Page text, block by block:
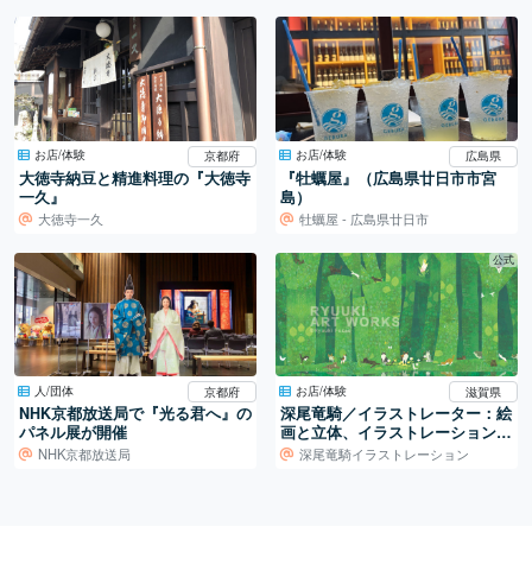
お店/体験 京都府
大徳寺納豆と精進料理の『大徳寺
一久』
大徳寺一久
お店/体験 広島県
『牡蠣屋』（広島県廿日市市宮
島）
牡蠣屋 - 広島県廿日市
人/団体 京都府
NHK京都放送局で『光る君へ』の
パネル展が開催
NHK京都放送局
公式
お店/体験 滋賀県
深尾竜騎／イラストレーター：絵
画と立体、イラストレーションの
世界深尾竜騎イラストレーション